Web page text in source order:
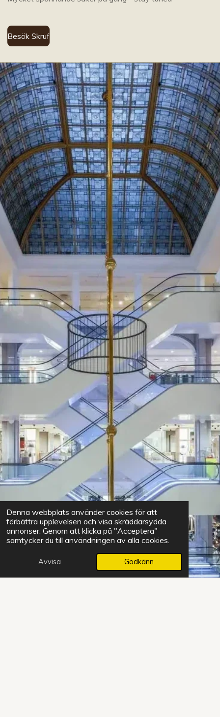
Denna webbplats använder cookies för att
förbättra upplevelsen och visa skräddarsydda
annonser. Genom att klicka på "Acceptera"
samtycker du till användningen av alla cookies.
Avvisa Godkänn
Besök Skruf